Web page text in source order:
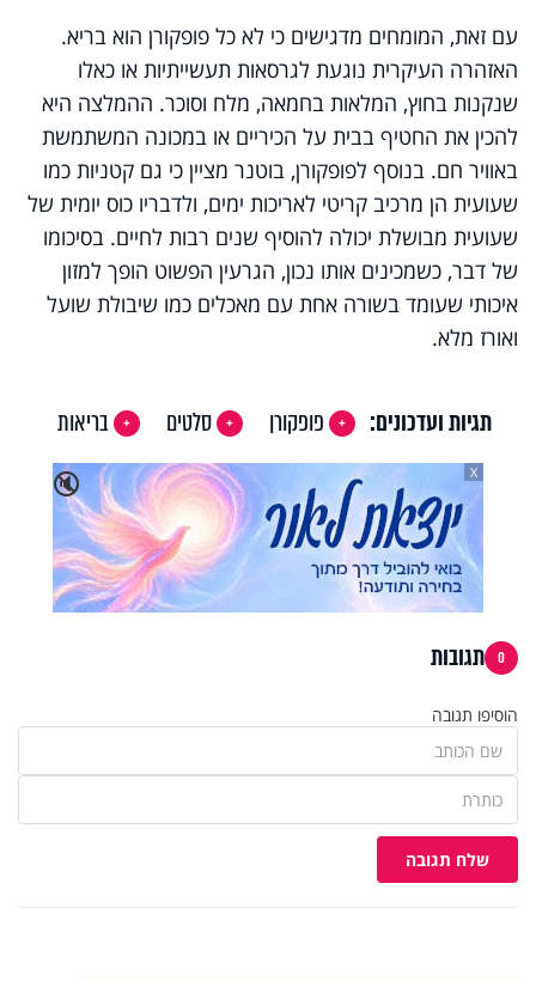
עם זאת, המומחים מדגישים כי לא כל פופקורן הוא בריא.
האזהרה העיקרית נוגעת לגרסאות תעשייתיות או כאלו
שנקנות בחוץ, המלאות בחמאה, מלח וסוכר. ההמלצה היא
להכין את החטיף בבית על הכיריים או במכונה המשתמשת
באוויר חם. בנוסף לפופקורן, בוטנר מציין כי גם קטניות כמו
שעועית הן מרכיב קריטי לאריכות ימים, ולדבריו כוס יומית של
שעועית מבושלת יכולה להוסיף שנים רבות לחיים. בסיכומו
של דבר, כשמכינים אותו נכון, הגרעין הפשוט הופך למזון
איכותי שעומד בשורה אחת עם מאכלים כמו שיבולת שועל
ואורז מלא.
תגיות ועדכונים: פופקורן סלטים
בריאות
🔇
X
0 תגובות
הוסיפו תגובה
שלח תגובה